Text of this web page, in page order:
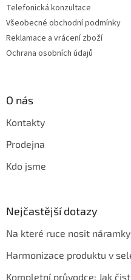
Telefonická konzultace
Všeobecné obchodní podmínky
Reklamace a vrácení zboží
Ochrana osobních údajů
O nás
Kontakty
Prodejna
Kdo jsme
Nejčastější dotazy
Na které ruce nosit
Harmonizace produktu v
Kompletní průvodce: Jak